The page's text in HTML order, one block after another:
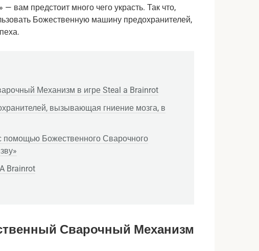
вам предстоит много чего украсть. Так что,
Божественную машину предохранителей,
Механизм в игре Steal a Brainrot
вызывающая гниение мозга, в
помощью Божественного Сварочного
Brainrot
Сварочный Механизм